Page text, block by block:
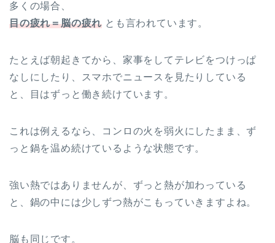
多くの場合、
目の疲れ＝脳の疲れ とも言われています。
たとえば朝起きてから、家事をしてテレビをつけっぱ
なしにしたり、スマホでニュースを見たりしている
と、目はずっと働き続けています。
これは例えるなら、コンロの火を弱火にしたまま、ず
っと鍋を温め続けているような状態です。
強い熱ではありませんが、ずっと熱が加わっている
と、鍋の中には少しずつ熱がこもっていきますよね。
脳も同じです。